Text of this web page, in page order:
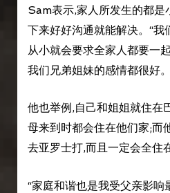
Sam表示,家人所发生的都是
下来好好沟通就能解决。“我
从小就会要求全家人都要一
我们兄弟姐妹的感情都很好
他也举例,自己和姐姐就住在
母来到时都会住在他们家;而
去亚罗士打,而且一定会全住
“家庭和谐也是我受父亲影响